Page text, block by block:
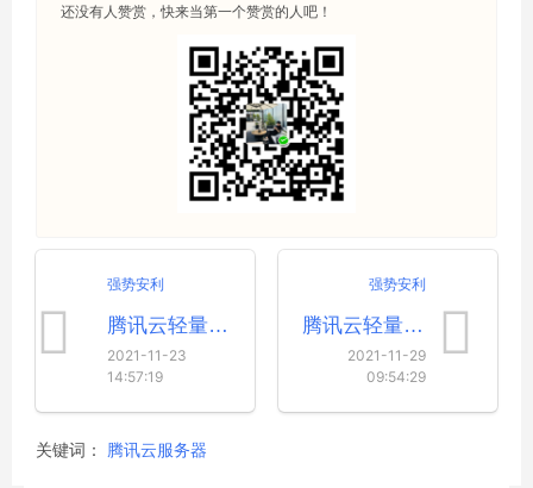
还没有人赞赏，快来当第一个赞赏的人吧！
强势安利
腾讯云轻量应用服务器用户名密码是什么？
2021-11-23
14:57:19
强势安利
腾讯云轻量服务器如何更换重装操作系统(图文教程)
2021-11-29
09:54:29
关键词： 腾讯云服务器